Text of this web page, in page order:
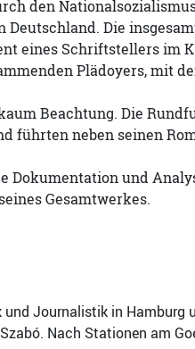
den
Deutschland. Die
eines Schriftstellers im
Plädoyers, mit
Beachtung. Die
neben seinen
Dokumentation und
Gesamtwerkes.
Journalistik in Hamburg
Nach Stationen am